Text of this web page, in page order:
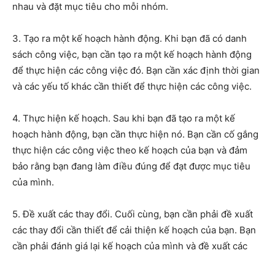
nhau và đặt mục tiêu cho mỗi nhóm.
3. Tạo ra một kế hoạch hành động. Khi bạn đã có danh
sách công việc, bạn cần tạo ra một kế hoạch hành động
để thực hiện các công việc đó. Bạn cần xác định thời gian
và các yếu tố khác cần thiết để thực hiện các công việc.
4. Thực hiện kế hoạch. Sau khi bạn đã tạo ra một kế
hoạch hành động, bạn cần thực hiện nó. Bạn cần cố gắng
thực hiện các công việc theo kế hoạch của bạn và đảm
bảo rằng bạn đang làm điều đúng để đạt được mục tiêu
của mình.
5. Đề xuất các thay đổi. Cuối cùng, bạn cần phải đề xuất
các thay đổi cần thiết để cải thiện kế hoạch của bạn. Bạn
cần phải đánh giá lại kế hoạch của mình và đề xuất các